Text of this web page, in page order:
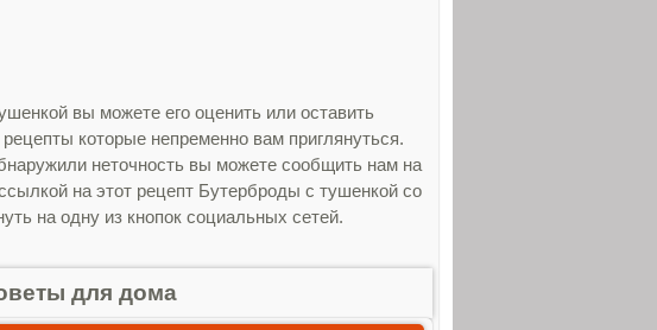
вы можете его оценить или оставить
которые непременно вам приглянуться.
неточность вы можете сообщить нам на
на этот рецепт Бутерброды с тушенкой со
на одну из кнопок социальных сетей.
для дома